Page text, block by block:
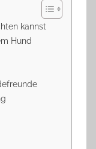
kannst
Hund